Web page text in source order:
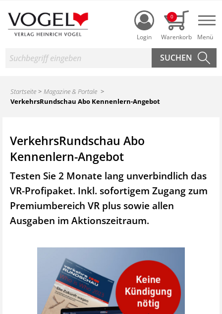
Login
0
Suche
Startseite
Magazine & Portale
VerkehrsRundschau Abo Kennenlern-Angebot
VerkehrsRundschau Abo
Kennenlern-Angebot
Testen Sie 2 Monate lang unverbindlich das
VR-Profipaket. Inkl. sofortigem Zugang zum
Premiumbereich VR plus sowie allen
Ausgaben im Aktionszeitraum.